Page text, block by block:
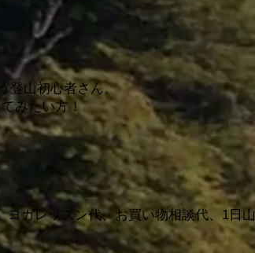
登山初心者さん。
みたい方！
ガレッスン代、お買い物相談代、1日山